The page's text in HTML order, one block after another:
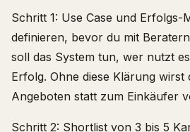
Schritt 1: Use Case und Erfolgs-
definieren, bevor du mit
soll das System tun, wer nutzt
Erfolg. Ohne diese Klärung
Angeboten statt zum Einkäufer
Schritt 2: Shortlist von 3 bis 5